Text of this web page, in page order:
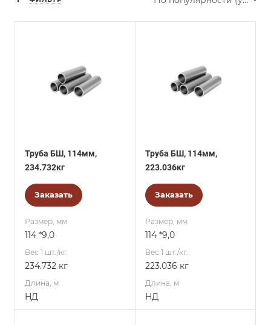
Труба БШ, 114мм,
234.732кг
Заказать
Размер, мм
114 *9,0
Вес 1 шт./кг.
234.732 кг
Длина, м
НД
Труба БШ, 114мм,
223.036кг
Заказать
Размер, мм
114 *9,0
Вес 1 шт./кг.
223.036 кг
Длина, м
НД